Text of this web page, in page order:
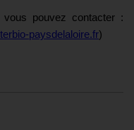
vous pouvez contacter :
paysdelaloire.fr)